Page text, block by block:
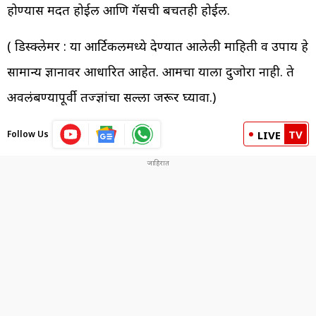
होण्यास मदत होईल आणि गॅसची बचतही होईल.
( डिस्क्लेमर : या आर्टिकलमध्ये देण्यात आलेली माहिती व उपाय हे
सामान्य ज्ञानावर आधारित आहेत. आमचा याला दुजोरा नाही. ते
अवलंबण्यापूर्वी तज्ज्ञांचा सल्ला जरूर घ्यावा.)
Follow Us LIVE TV